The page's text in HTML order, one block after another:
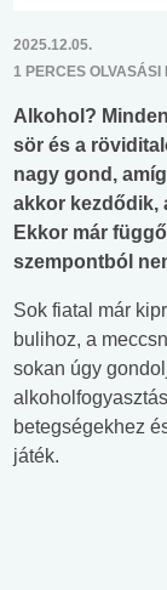
2025.12.05.
1 PERCES OLVASÁSI
Alkohol?
sör és a
nagy gond,
akkor kezdődik,
Ekkor már
szempontból
Sok fiatal már
bulihoz, a
sokan úgy
betegségekhez
játék.